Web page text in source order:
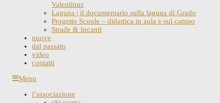
Valentinuz
Laguna | il documentario sulla laguna di Grado
Progetto Scuole – didattica in aula e sul campo
Strade & Incanti
nuove
dal passato
video
contatti
Skip
content
Menu
l’associazione